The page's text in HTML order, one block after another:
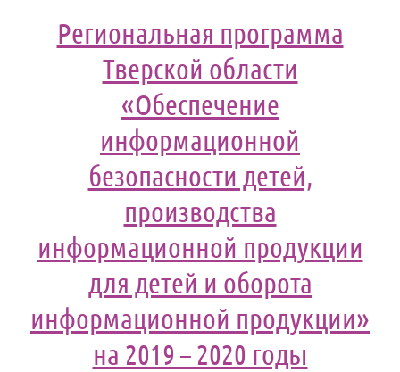
Региональная программа
Тверской области
«Обеспечение
информационной
безопасности детей,
производства
информационной продукции
для детей и оборота
информационной продукции»
на 2019 – 2020 годы